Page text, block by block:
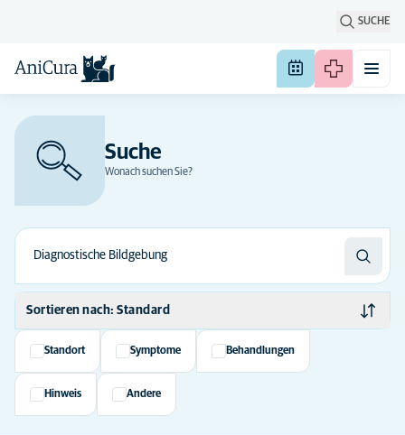
SUCHE
Suche
Wonach suchen Sie?
Sortieren nach: Standard
Standard
Alphabetisch
Standort Symptome Behandlungen
Hinweis Andere